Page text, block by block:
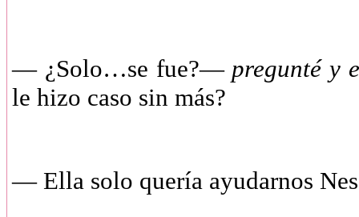
— ¿Solo…se fue?— pregunté y
le hizo caso sin más?
— Ella solo quería ayudarnos